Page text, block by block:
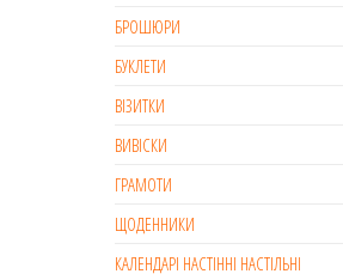
БРОШЮРИ
БУКЛЕТИ
ВІЗИТКИ
ВИВІСКИ
ГРАМОТИ
ЩОДЕННИКИ
КАЛЕНДАРІ НАСТІННІ НАСТІЛЬНІ